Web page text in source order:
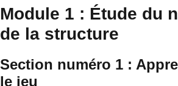
Module 1 : Étude du
de la structure
Section numéro 1 :
le jeu